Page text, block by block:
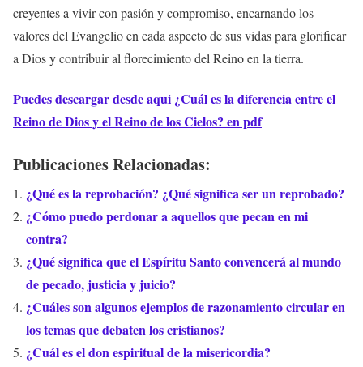
creyentes a vivir con pasión y compromiso, encarnando los
valores del Evangelio en cada aspecto de sus vidas para glorificar
a Dios y contribuir al florecimiento del Reino en la tierra.
Puedes descargar desde aqui ¿Cuál es la diferencia entre el
Reino de Dios y el Reino de los Cielos? en pdf
Publicaciones Relacionadas:
¿Qué es la reprobación? ¿Qué significa ser un reprobado?
¿Cómo puedo perdonar a aquellos que pecan en mi
contra?
¿Qué significa que el Espíritu Santo convencerá al mundo
de pecado, justicia y juicio?
¿Cuáles son algunos ejemplos de razonamiento circular en
los temas que debaten los cristianos?
¿Cuál es el don espiritual de la misericordia?